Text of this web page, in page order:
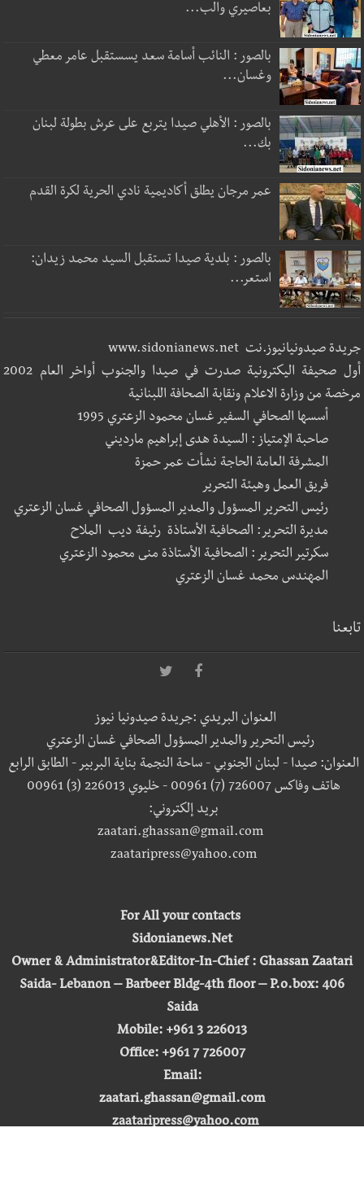
بعاصيري والب...
بالصور : النائب أسامة سعد يسستقبل عامر معطي
وغسان...
بالصور : الأهلي صيدا يتربع على عرش بطولة لبنان
بك...
عمر مرجان يطلق أكاديمية نادي الحرية لكرة القدم
بالصور : بلدية صيدا تستقبل السيد محمد زيدان:
استعر...
جريدة صيدونيانيوز.نت www.sidonianews.net
أول صحيفة اليكترونية صدرت في صيدا والجنوب أواخر العام 2002
مرخصة من وزارة الاعلام ونقابة الصحافة اللبنانية
أسسها الصحافي السفير غسان محمود الزعتري 1995
صاحبة الإمتياز : السيدة هدى إبراهيم مارديني
المشرفة العامة الحاجة نشأت عمر حمزة
فريق العمل وهيئة التحرير
رئيس التحرير المسؤول والمدير المسؤول الصحافي غسان الزعتري
مديرة التحرير: الصحافية الأستاذة رئيفة ديب الملاح
سكرتير التحرير : الصحافية الأستاذة منى محمود الزعتري
المهندس محمد غسان الزعتري
تابعنا
العنوان البريدي :جريدة صيدونيا نيوز
رئيس التحرير والمدير المسؤول الصحافي غسان الزعتري
العنوان: صيدا - لبنان الجنوبي - ساحة النجمة بناية البربير - الطابق الرابع
هاتف وفاكس 726007 (7) 00961 - خليوي 226013 (3) 00961
بريد إلكتروني:
zaatari.ghassan@gmail.com
zaataripress@yahoo.com
For All your contacts
Sidonianews.Net
Owner & Administrator&Editor-In-Chief : Ghassan Zaatari
Saida- Lebanon – Barbeer Bldg-4th floor – P.o.box: 406
Saida
Mobile: +961 3 226013
Office: +961 7 726007
Email:
zaatari.ghassan@gmail.com
zaataripress@yahoo.com